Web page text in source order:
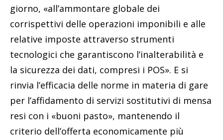
giorno, «all’ammontare globale dei
corrispettivi delle operazioni imponibili e alle
relative imposte attraverso strumenti
tecnologici che garantiscono l’inalterabilità e
la sicurezza dei dati, compresi i POS». E si
rinvia l’efficacia delle norme in materia di gare
per l’affidamento di servizi sostitutivi di mensa
resi con i «buoni pasto», mantenendo il
criterio dell’offerta economicamente più